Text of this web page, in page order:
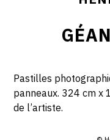
Pastilles
panneaux. 324 cm x
de l’artiste.